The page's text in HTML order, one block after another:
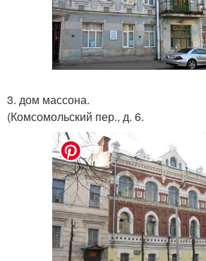
3. дом массона.
(Комсомольский пер., д. 6.